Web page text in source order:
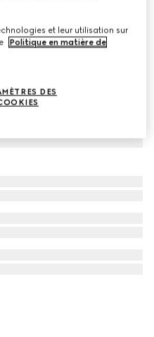
et leur utilisation sur
Politique en matière de
DES